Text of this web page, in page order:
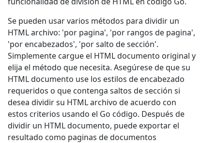
Se pueden usar varios métodos para dividir un
HTML archivo: 'por pagina', 'por rangos de pagina',
'por encabezados', 'por salto de sección'.
Simplemente cargue el HTML documento original y
elija el método que necesita. Asegúrese de que su
HTML documento use los estilos de encabezado
requeridos o que contenga saltos de sección si
desea dividir su HTML archivo de acuerdo con
estos criterios usando el Go código. Después de
dividir un HTML documento, puede exportar el
resultado como paginas de documentos